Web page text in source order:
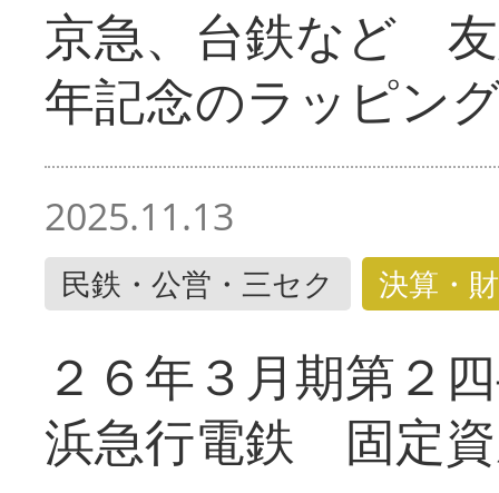
京急、台鉄など
年記念のラッピン
2025.11.13
民鉄・公営・三セク 決算・
２６年３月期第２
浜急行電鉄 固定